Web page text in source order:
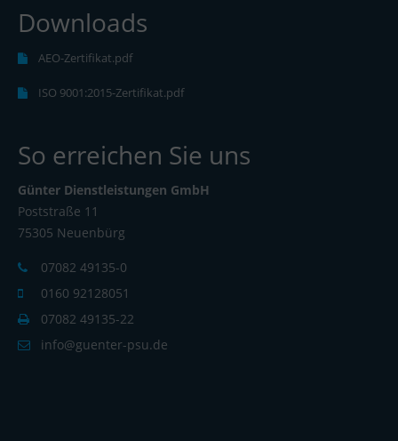
Downloads
AEO-Zertifikat.pdf
ISO 9001:2015-Zertifikat.pdf
So erreichen Sie uns
Günter Dienstleistungen GmbH
Poststraße 11
75305 Neuenbürg
07082 49135-0
0160 92128051
07082 49135-22
info@guenter-psu.de